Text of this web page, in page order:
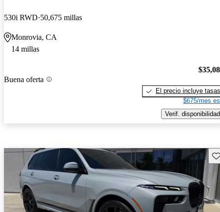
530i RWD 50,675 millas
Monrovia, CA
14 millas
Buena oferta
El precio incluye tasas
$675/mes
Verif. disponibilidad